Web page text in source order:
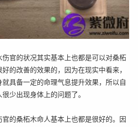
官的状况其实基本上也都是可以对桑柘
的改善的效果的，因为在现实中看来，
具备一定的命理气息提升效果，所以自
少出现身体上的问题了。
的桑柘木命人基本上也都是很好的。因